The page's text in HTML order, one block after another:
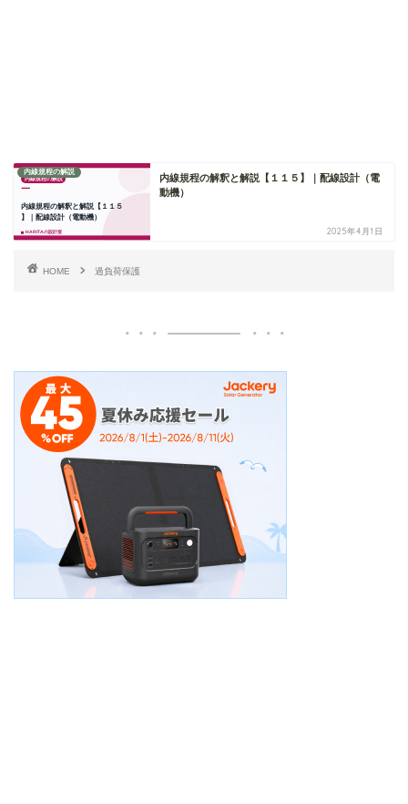
内線規程の解説
内線規程の解釈と解説【１１５】｜配線設計（電
動機）
2025年4月1日
HOME 過負荷保護